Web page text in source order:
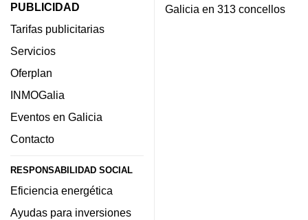
PUBLICIDAD
Tarifas publicitarias
Servicios
Oferplan
INMOGalia
Eventos en Galicia
Contacto
RESPONSABILIDAD SOCIAL
Eficiencia energética
Ayudas para inversiones
Galicia en 313 concellos